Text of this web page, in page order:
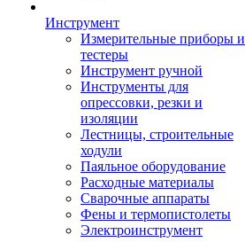
Инструмент
Измерительные приборы и
тестеры
Инструмент ручной
Инструменты для
опрессовки, резки и
изоляции
Лестницы, строительные
ходули
Паяльное оборудование
Расходные материалы
Сварочные аппараты
Фены и термопистолеты
Электроинструмент